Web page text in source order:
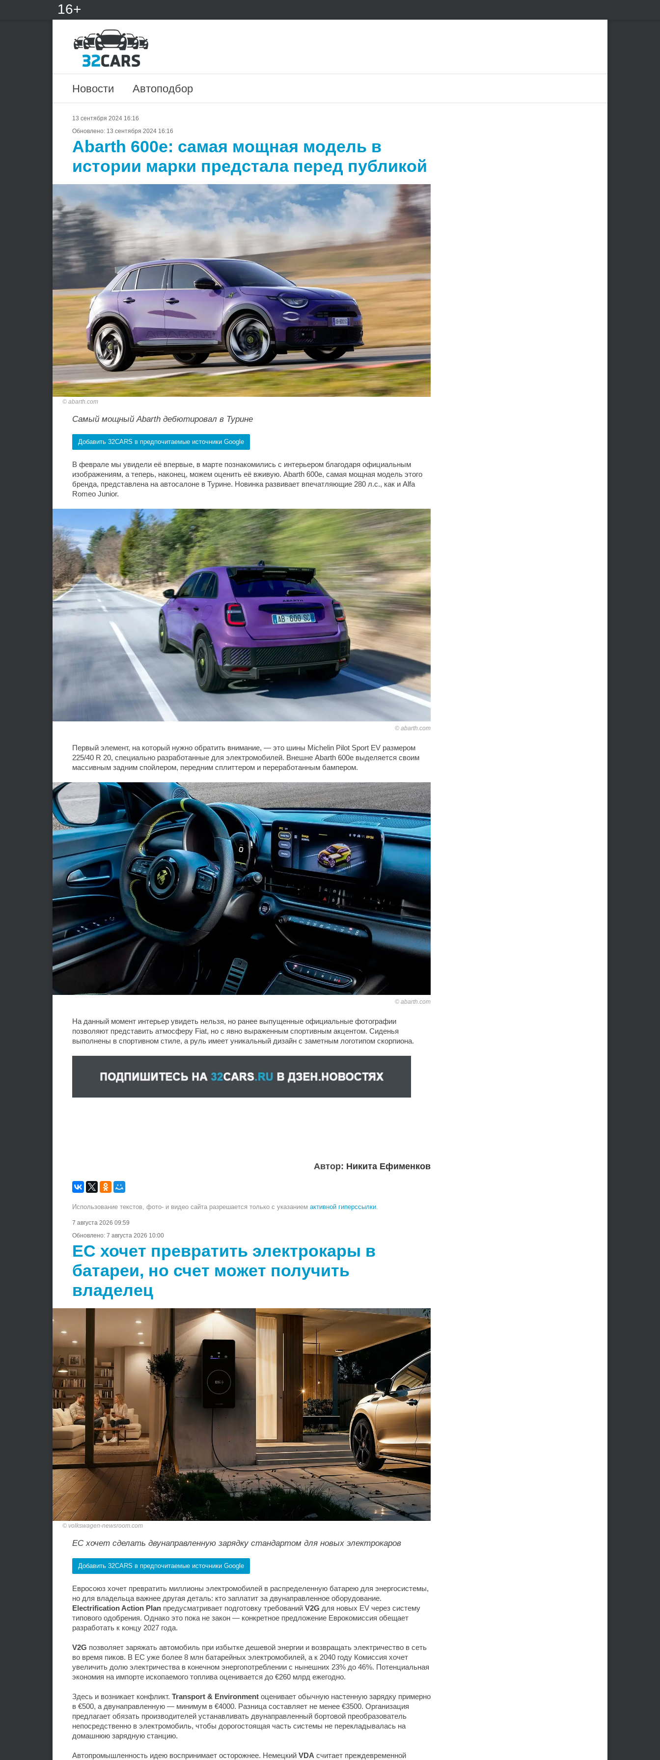
16+
Новости Автоподбор
13 сентября 2024 16:16
Обновлено: 13 сентября 2024 16:16
Abarth 600e: самая мощная модель в
истории марки предстала перед публикой
abarth.com
Самый мощный Abarth дебютировал в Турине
Добавить 32CARS в предпочитаемые источники Google
В феврале мы увидели её впервые, в марте познакомились с интерьером благодаря официальным
изображениям, а теперь, наконец, можем оценить её вживую. Abarth 600e, самая мощная модель этого
бренда, представлена на автосалоне в Турине. Новинка развивает впечатляющие 280 л.с., как и Alfa
Romeo Junior.
abarth.com
Первый элемент, на который нужно обратить внимание, — это шины Michelin Pilot Sport EV размером
225/40 R 20, специально разработанные для электромобилей. Внешне Abarth 600e выделяется своим
массивным задним спойлером, передним сплиттером и переработанным бампером.
abarth.com
На данный момент интерьер увидеть нельзя, но ранее выпущенные официальные фотографии
позволяют представить атмосферу Fiat, но с явно выраженным спортивным акцентом. Сиденья
выполнены в спортивном стиле, а руль имеет уникальный дизайн с заметным логотипом скорпиона.
Автор: Никита Ефименков
Использование текстов, фото- и видео сайта разрешается только с указанием активной гиперссылки.
7 августа 2026 09:59
Обновлено: 7 августа 2026 10:00
ЕС хочет превратить электрокары в
батареи, но счет может получить
владелец
volkswagen-newsroom.com
ЕС хочет сделать двунаправленную зарядку стандартом для новых электрокаров
Добавить 32CARS в предпочитаемые источники Google
Евросоюз хочет превратить миллионы электромобилей в распределенную батарею для энергосистемы,
но для владельца важнее другая деталь: кто заплатит за двунаправленное оборудование.
Electrification Action Plan предусматривает подготовку требований V2G для новых EV через систему
типового одобрения. Однако это пока не закон — конкретное предложение Еврокомиссия обещает
разработать к концу 2027 года.
V2G позволяет заряжать автомобиль при избытке дешевой энергии и возвращать электричество в сеть
во время пиков. В ЕС уже более 8 млн батарейных электромобилей, а к 2040 году Комиссия хочет
увеличить долю электричества в конечном энергопотреблении с нынешних 23% до 46%. Потенциальная
экономия на импорте ископаемого топлива оценивается до €260 млрд ежегодно.
Здесь и возникает конфликт. Transport & Environment оценивает обычную настенную зарядку примерно
в €500, а двунаправленную — минимум в €4000. Разница составляет не менее €3500. Организация
предлагает обязать производителей устанавливать двунаправленный бортовой преобразователь
непосредственно в электромобиль, чтобы дорогостоящая часть системы не перекладывалась на
домашнюю зарядную станцию.
Автопромышленность идею воспринимает осторожнее. Немецкий VDA считает преждевременной